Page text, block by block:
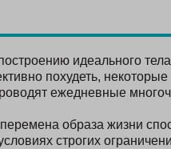
идеального
похудеть,
ежедневные
образа жизни
строгих